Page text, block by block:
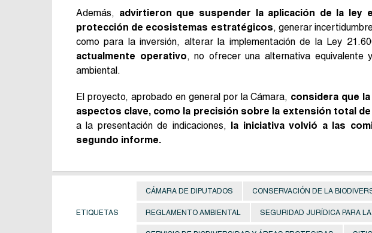
Además, advirtieron que suspender la aplicación de la ley
protección de ecosistemas estratégicos, generar
como para la inversión, alterar la implementación de la Ley
actualmente operativo, no ofrecer una alternativa equivalente
ambiental.
El proyecto, aprobado en general por la Cámara, considera que
aspectos clave, como la precisión sobre la extensión total
a la presentación de indicaciones, la iniciativa volvió a las
segundo informe.
ETIQUETAS
CÁMARA DE DIPUTADOS CONSERVACIÓN DE LA
REGLAMENTO AMBIENTAL SEGURIDAD JURÍDICA PARA